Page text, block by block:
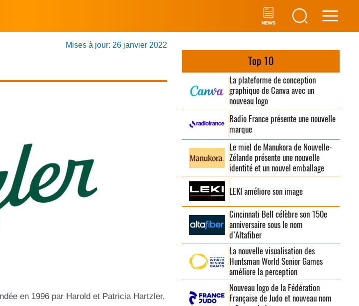
Mises à jour: 26 janvier 2022
en 1996 par Harold et Patricia Hartzler,
Top 10
La plateforme de conception
graphique de Canva avec un
nouveau logo
Radio France présente une nouvelle
marque
Le miel de Manukora de Nouvelle-
Zélande présente une nouvelle
identité et un nouvel emballage
LEKI améliore son image
Cincinnati Bell célèbre son 150e
anniversaire sous le nom
d’Altafiber
La nouvelle visualisation des
Huntsman World Senior Games
améliore la perception
Nouveau logo de la Fédération
Française de Judo et nouveau nom